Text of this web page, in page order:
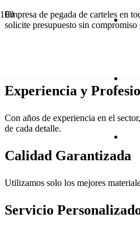
Empresa de pegada de carteles en
solicite presupuesto sin compromiso
Experiencia y
Con años de experiencia en el
de cada detalle.
Calidad Garantizada
Utilizamos solo los mejores
Servicio